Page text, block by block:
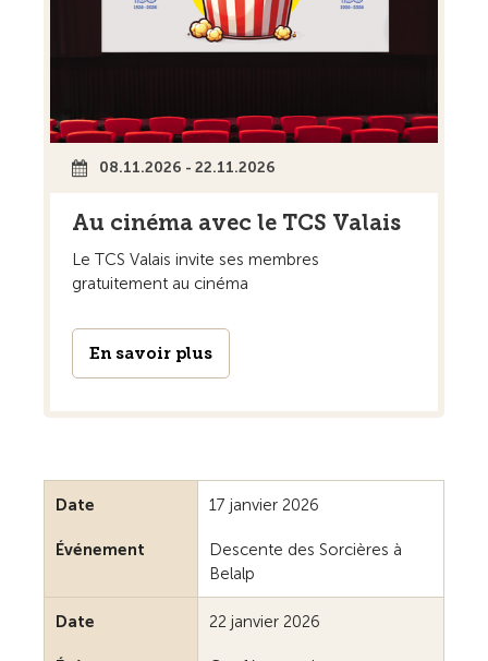
08.11.2026 - 22.11.2026
Au cinéma avec le TCS Valais
Le TCS Valais invite ses membres
gratuitement au cinéma
En savoir plus
Date 17 janvier 2026
Événement
Descente des Sorcières à
Belalp
Date 22 janvier 2026